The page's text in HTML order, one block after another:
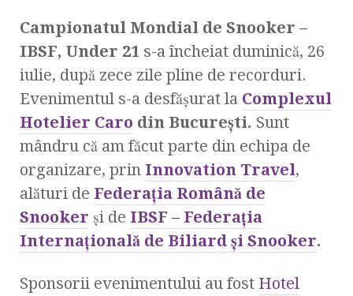
Campionatul Mondial de Snooker –
IBSF, Under 21 s-a încheiat duminică, 26
iulie, după zece zile pline de recorduri.
Evenimentul s-a desfăşurat la Complexul
Hotelier Caro din Bucureşti. Sunt
mândru că am făcut parte din echipa de
organizare, prin Innovation Travel,
alături de Federaţia Română de
Snooker şi de IBSF – Federaţia
Internaţională de Biliard şi Snooker.
Sponsorii evenimentului au fost Hotel